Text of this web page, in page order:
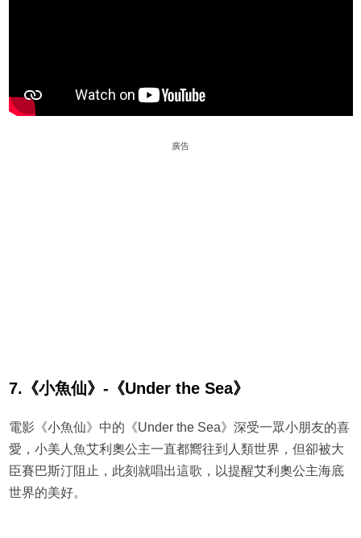
廣告
7.《小魚仙》-《Under the Sea》
電影《小魚仙》中的《Under the Sea》深受一眾小朋友的喜
愛，小美人魚艾利奧公主一直都嚮往到人類世界，但卻被大
臣賽巴斯汀阻止，此刻就唱出這歌，以提醒艾利奧公主海底
世界的美好。